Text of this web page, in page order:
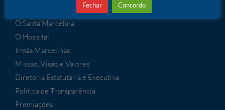
O Santa Marcelina
O Hospital
Irmãs Marcelinas
Missão, Visão e Valores
Diretoria Estatutária e Executiva
Política de Transparência
Premiações
Fechar Concordo